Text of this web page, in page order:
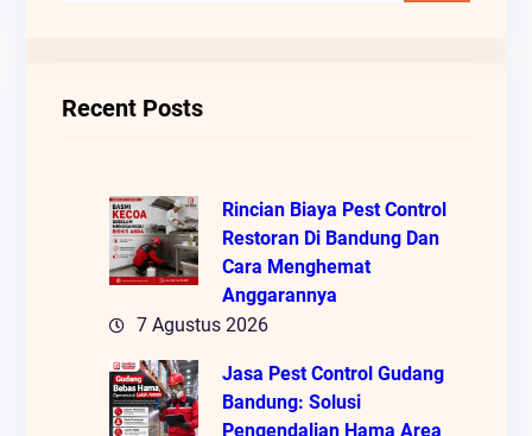
Recent Posts
Rincian Biaya Pest Control
Restoran Di Bandung Dan
Cara Menghemat
Anggarannya
7 Agustus 2026
Jasa Pest Control Gudang
Bandung: Solusi
Pengendalian Hama Area